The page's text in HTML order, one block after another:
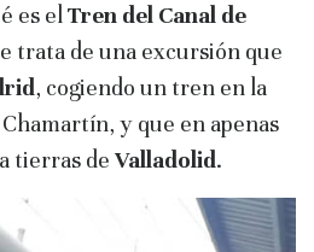
es elTren del Canal de
trata de una excursión que
, cogiendo un tren en la
y que en apenas
tierras de Valladolid.